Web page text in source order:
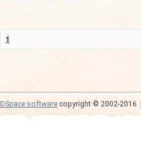
1
DSpace software copyright © 2002-2016